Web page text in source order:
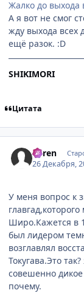
Жалко до выхода
А я вот не смог
жду выхода всех
ещё разок. :D
SHIKIMORI
Цитата
Suren
26 Декабря,
У меня вопрос к
Широ.Кажется в
был лидером
возглавлял
Токугава.Это
совешенно дикое
почему.